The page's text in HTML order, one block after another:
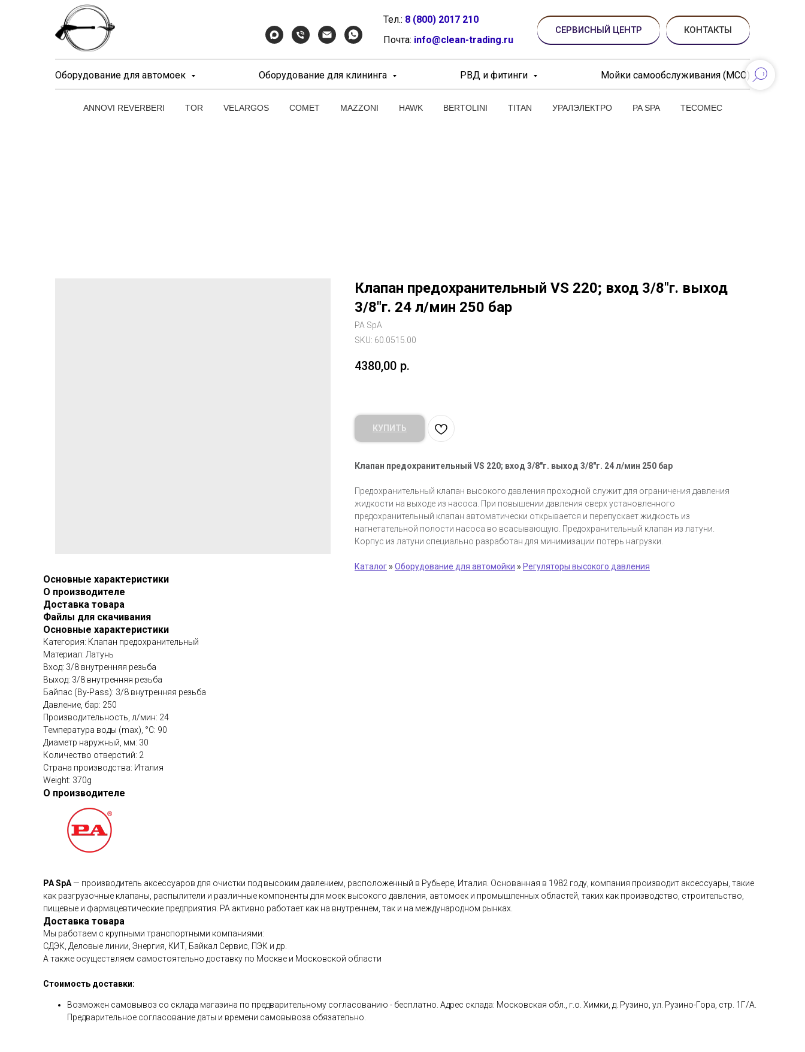
ANNOVI REVERBERI TOR VELARGOS COMET MAZZONI HAWK BERTOLINI TITAN УРАЛЭЛЕКТРО PA SPA TECOMEC
Тел.: 8 (800) 2017 210
Почта: info@clean-trading.ru
СЕРВИСНЫЙ ЦЕНТР КОНТАКТЫ
Оборудование для автомоек Оборудование для клининга РВД и фитинги Мойки самообслуживания (МСО)
Клапан предохранительный VS 220; вход 3/8"г. выход
3/8"г. 24 л/мин 250 бар
PA SpA
SKU: 60.0515.00
4380,00 р.
КУПИТЬ
Клапан предохранительный VS 220; вход 3/8"г. выход 3/8"г. 24 л/мин 250 бар
Предохранительный клапан высокого давления проходной служит для ограничения давления
жидкости на выходе из насоса. При повышении давления сверх установленного
предохранительный клапан автоматически открывается и перепускает жидкость из
нагнетательной полости насоса во всасывающую. Предохранительный клапан из латуни.
Корпус из латуни специально разработан для минимизации потерь нагрузки.
Каталог»Оборудование для автомойки » Регуляторы высокого давления
Основные характеристики
О производителе
Доставка товара
Файлы для скачивания
Основные характеристики
Категория: Клапан предохранительный
Материал: Латунь
Вход: 3/8 внутренняя резьба
Выход: 3/8 внутренняя резьба
Байпас (By-Pass): 3/8 внутренняя резьба
Давление, бар: 250
Производительность, л/мин: 24
Температура воды (max), °C: 90
Диаметр наружный, мм: 30
Количество отверстий: 2
Страна производства: Италия
Weight: 370g
О производителе
PA SpA— производитель аксессуаров для очистки под высоким давлением, расположенный в Рубьере, Италия. Основанная в 1982 году, компания производит аксессуары, такие
как разгрузочные клапаны, распылители и различные компоненты для моек высокого давления, автомоек и промышленных областей, таких как производство, строительство,
пищевые и фармацевтические предприятия. PA активно работает как на внутреннем, так и на международном рынках.
Доставка товара
Мы работаем с крупными транспортными компаниями:
СДЭК, Деловые линии, Энергия, КИТ, Байкал Сервис, ПЭК и др.
А также осуществляем самостоятельно доставку по Москве и Московской области
Стоимость доставки:
Возможен самовывоз со склада магазина по предварительному согласованию - бесплатно. Адрес склада: Московская обл., г.о. Химки, д. Рузино, ул. Рузино-Гора, стр. 1Г/А.
Предварительное согласование даты и времени самовывоза обязательно.